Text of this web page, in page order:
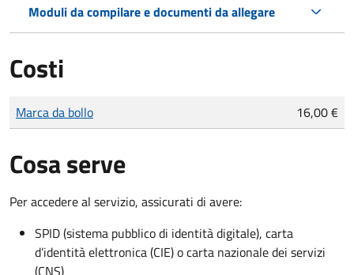
Moduli da compilare e documenti da allegare
Costi
Tipo di pagamento
Importo
Marca da bollo 16,00 €
Cosa serve
Per accedere al servizio, assicurati di avere:
SPID (sistema pubblico di identità digitale), carta
d’identità elettronica (CIE) o carta nazionale dei servizi